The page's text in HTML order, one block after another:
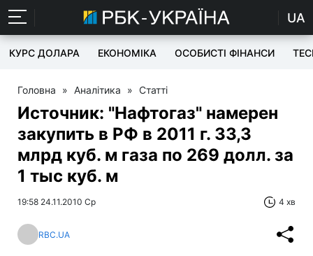
UA
КУРС ДОЛАРА ЕКОНОМІКА ОСОБИСТІ ФІНАНСИ
Головна » Аналітика » Статті
Источник: "Нафтогаз" намерен
закупить в РФ в 2011 г. 33,3
млрд куб. м газа по 269 долл. за
1 тыс куб. м
19:58 24.11.2010 Ср 4 хв
RBC.UA